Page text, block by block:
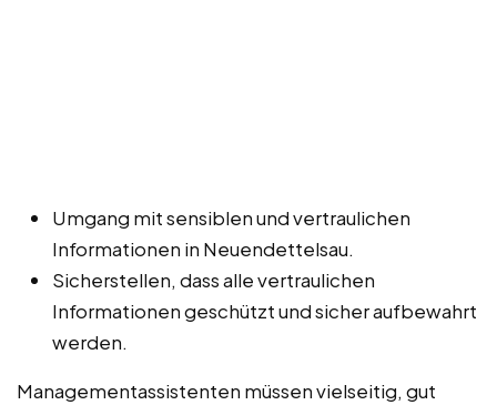
Umgang mit sensiblen und vertraulichen
Informationen in Neuendettelsau.
Sicherstellen, dass alle vertraulichen
Informationen geschützt und sicher aufbewahrt
werden.
Managementassistenten müssen vielseitig, gut